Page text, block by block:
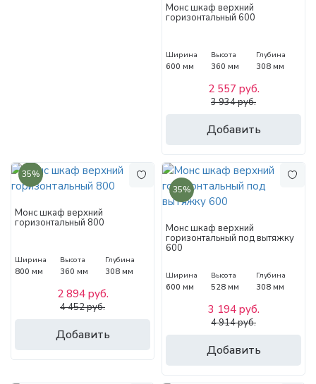
Монс шкаф верхний
горизонтальный 600
Ширина
600 мм
Высота
360 мм
Глубина
308 мм
Добавить
2 557 руб.
3 934 руб.
35%
Монс шкаф верхний
горизонтальный 800
Ширина
800 мм
Высота
360 мм
Глубина
308 мм
Добавить
2 894 руб.
4 452 руб.
35%
Монс шкаф верхний
горизонтальный под вытяжку
600
Ширина
600 мм
Высота
528 мм
Глубина
308 мм
Добавить
3 194 руб.
4 914 руб.